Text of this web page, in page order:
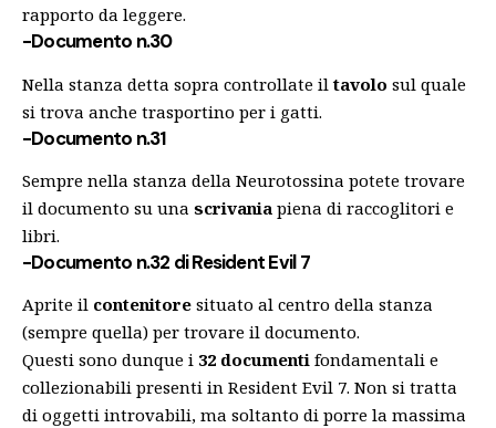
rapporto da leggere.
-Documento n.30
Nella stanza detta sopra controllate iltavolo sul quale
si trova anche trasportino per i gatti.
-Documento n.31
Sempre nella stanza della Neurotossina potete trovare
il documento su una scrivania piena di raccoglitori e
libri.
-Documento n.32 di Resident Evil 7
Aprite il contenitore situato al centro della stanza
(sempre quella) per trovare il documento.
Questi sono dunque i 32 documenti fondamentali e
collezionabili presenti in Resident Evil 7. Non si tratta
di oggetti introvabili, ma soltanto di porre la massima